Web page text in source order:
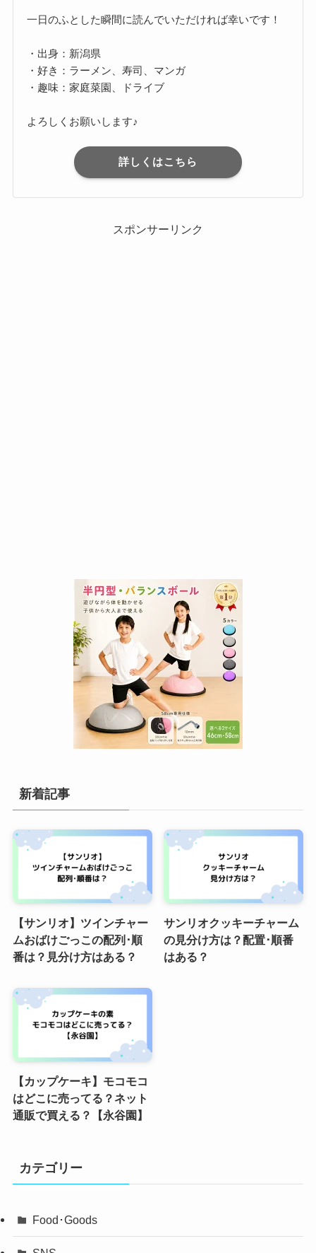
一日のふとした瞬間に読んでいただければ幸いです！
・出身：新潟県
・好き：ラーメン、寿司、マンガ
・趣味：家庭菜園、ドライブ
よろしくお願いします♪
詳しくはこちら
スポンサーリンク
新着記事
【サンリオ】ツインチャー
ムおばけごっこの配列･順
番は？見分け方はある？
サンリオクッキーチャーム
の見分け方は？配置･順番
はある？
【カップケーキ】モコモコ
はどこに売ってる？ネット
通販で買える？【永谷園】
カテゴリー
Food･Goods